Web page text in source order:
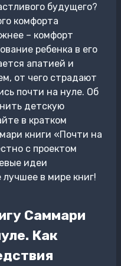
будущего?
комфорта
– комфорт
ребенка в его
апатией и
от чего страдают
почти на нуле. Об
детскую
в кратком
книги «Почти на
с проектом
идеи
в мире книг!
Саммари
Как